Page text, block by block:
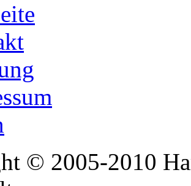
© 2005-2010